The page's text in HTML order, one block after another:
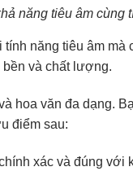
năng tiêu âm cùng
năng tiêu âm mà
bền và chất lượng.
hoa văn đa dạng.
điểm sau: